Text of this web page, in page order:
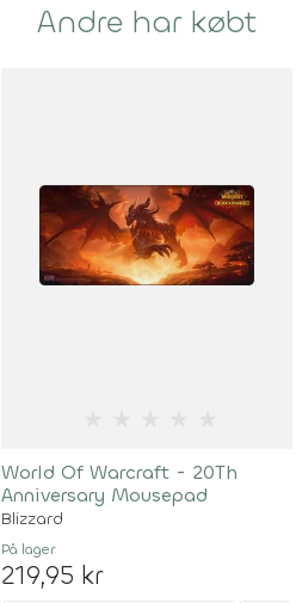
Andre har købt
World Of Warcraft - 20Th
Anniversary Mousepad
Blizzard
På lager
219,95 kr